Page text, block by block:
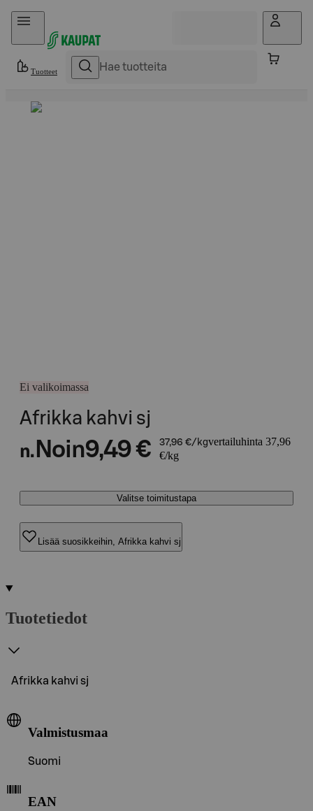
Hyppää sisältöön
Tuotteet
Ei valikoimassa
Afrikka kahvi sj
n. Noin9,49 € 37,96 €/kgvertailuhinta 37,96
€/kg
Valitse toimitustapa
Lisää suosikkeihin, Afrikka kahvi sj
Tuotetiedot
Afrikka kahvi sj
Valmistusmaa
Suomi
EAN